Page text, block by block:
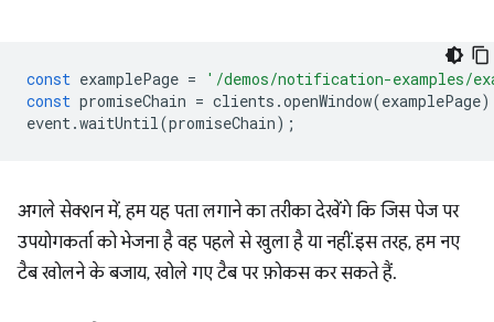
const examplePage =
'/demos/notification-examples/
const promiseChain = clients .openWindow(examplePage
event.waitUntil(promiseChain);
अगले सेक्शन में, हम यह पता लगाने का तरीका देखेंगे कि जिस पेज पर
उपयोगकर्ता को भेजना है वह पहले से खुला है या नहीं. इस तरह, हम नए
टैब खोलने के बजाय, खोले गए टैब पर फ़ोकस कर सकते हैं.